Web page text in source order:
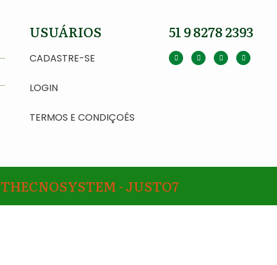
USUÁRIOS
CADASTRE-SE
LOGIN
TERMOS E CONDIÇOÊS
51 9 8278 2393
THECNOSYSTEM - JUSTO7